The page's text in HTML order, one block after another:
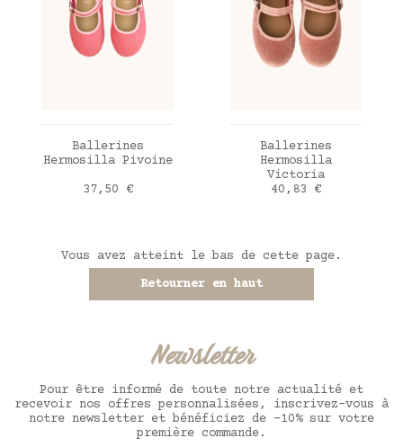
AJOUTER AU PANIER
Ballerines
Hermosilla Pivoine
Prix
37,50 €
AJOUTER AU PANIER
Ballerines
Hermosilla
Victoria
Prix
40,83 €
Vous avez atteint le bas de cette page.
Retourner en haut
Newsletter
Pour être informé de toute notre actualité et
recevoir nos offres personnalisées, inscrivez-vous à
notre newsletter et bénéficiez de -10% sur votre
première commande.